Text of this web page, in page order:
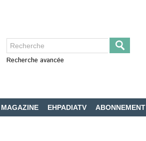
Recherche avancée
MAGAZINE EHPADIATV ABONNEMENT